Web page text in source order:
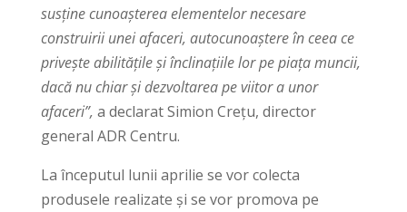
susține cunoașterea elementelor necesare
construirii unei afaceri, autocunoaștere în ceea ce
privește abilitățile și înclinațiile lor pe piața muncii,
dacă nu chiar și dezvoltarea pe viitor a unor
afaceri”, a declarat Simion Crețu, director
general ADR Centru.
La începutul lunii aprilie se vor colecta
produsele realizate și se vor promova pe